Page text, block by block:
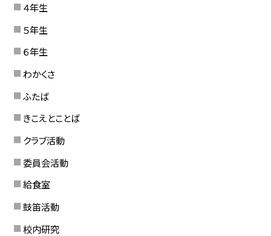
４年生
５年生
６年生
わかくさ
ふたば
きこえとことば
クラブ活動
委員会活動
給食室
鼓笛活動
校内研究